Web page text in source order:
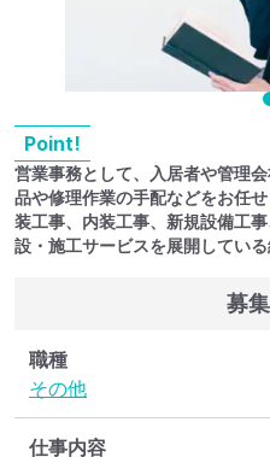
Point!
営業事務として、入居者や管理
品や修理作業の手配などをお任
装工事、内装工事、新規設備工
設・施工サービスを展開している
募
職種
その他
仕事内容